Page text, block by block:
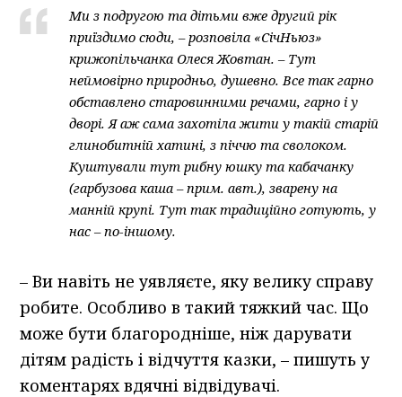
Ми з подругою та дітьми вже другий рік
приїздимо сюди, – розповіла «СічНьюз»
крижопільчанка Олеся Жовтан. – Тут
неймовірно природньо, душевно. Все так гарно
обставлено старовинними речами, гарно і у
дворі. Я аж сама захотіла жити у такій старій
глинобитній хатині, з піччю та сволоком.
Куштували тут рибну юшку та кабачанку
(гарбузова каша – прим. авт.), зварену на
манній крупі. Тут так традиційно готують, у
нас – по-іншому.
– Ви навіть не уявляєте, яку велику справу
робите. Особливо в такий тяжкий час. Що
може бути благородніше, ніж дарувати
дітям радість і відчуття казки, – пишуть у
коментарях вдячні відвідувачі.